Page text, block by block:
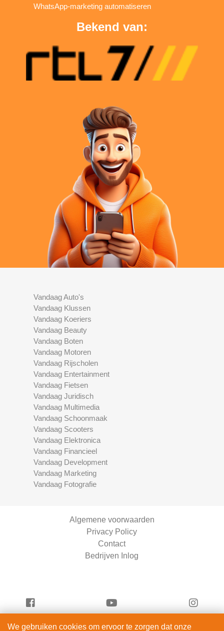
WhatsApp-marketing automatiseren
Bekend van:
Vandaag Auto's
Vandaag Klussen
Vandaag Koeriers
Vandaag Beauty
Vandaag Boten
Vandaag Motoren
Vandaag Rijscholen
Vandaag Entertainment
Vandaag Fietsen
Vandaag Juridisch
Vandaag Multimedia
Vandaag Schoonmaak
Vandaag Scooters
Vandaag Elektronica
Vandaag Financieel
Vandaag Development
Vandaag Marketing
Vandaag Fotografie
Algemene voorwaarden
Privacy Policy
Contact
Bedrijven Inlog
We gebruiken cookies om ervoor te zorgen dat onze